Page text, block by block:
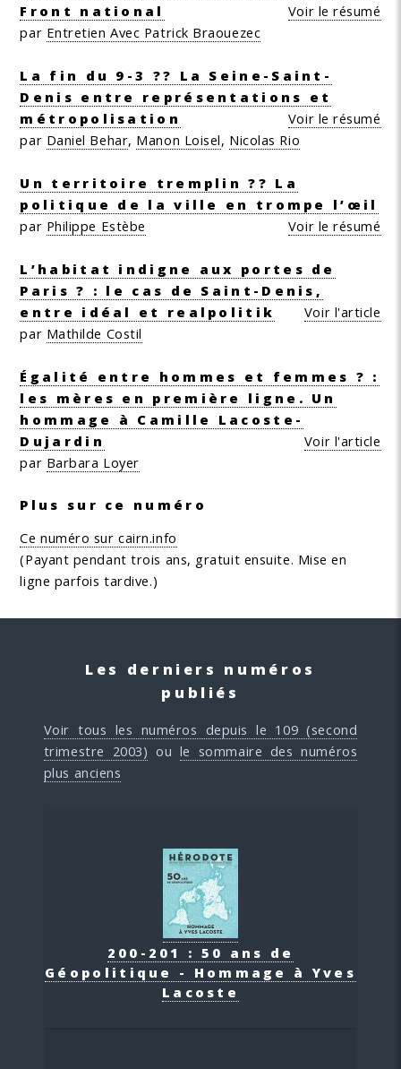
Front national
Voir le résumé
par Entretien Avec Patrick Braouezec
La fin du 9-3 ?? La Seine-Saint-
Denis entre représentations et
métropolisation
Voir le résumé
par Daniel Behar, Manon Loisel, Nicolas Rio
Un territoire tremplin ?? La
politique de la ville en trompe l’œil
Voir le résumé
par Philippe Estèbe
L’habitat indigne aux portes de
Paris ? : le cas de Saint-Denis,
entre idéal et realpolitik
Voir l'article
par Mathilde Costil
Égalité entre hommes et femmes ? :
les mères en première ligne. Un
hommage à Camille Lacoste-
Dujardin
Voir l'article
par Barbara Loyer
Plus sur ce numéro
Ce numéro sur cairn.info
(Payant pendant trois ans, gratuit ensuite. Mise en
ligne parfois tardive.)
Les derniers numéros
publiés
Voir tous les numéros depuis le 109 (second
trimestre 2003) ou le sommaire des numéros
plus anciens
200-201 : 50 ans de
Géopolitique - Hommage à Yves
Lacoste